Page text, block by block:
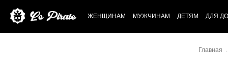
ЖЕНЩИНАМ МУЖЧИНАМ ДЕТЯМ ДЛЯ
Главная